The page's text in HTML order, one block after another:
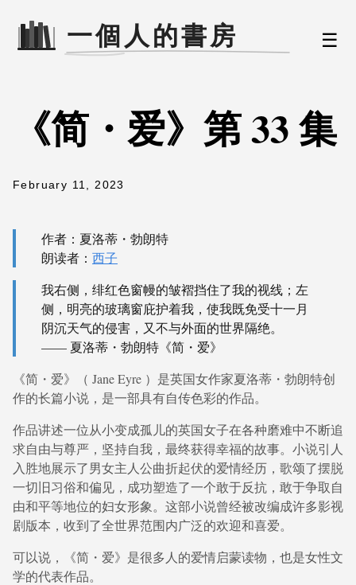
☰
《简・爱》第 33 集
February 11, 2023
作者：夏洛蒂・勃朗特
朗读者： 西子
我右侧，绯红色窗幔的皱褶挡住了我的视线；左
侧，明亮的玻璃窗庇护着我，使我既免受十一月
阴沉天气的侵害，又不与外面的世界隔绝。
—— 夏洛蒂・勃朗特《简・爱》
《简・爱》（ Jane Eyre ）是英国女作家夏洛蒂・勃朗特创
作的长篇小说，是一部具有自传色彩的作品。
作品讲述一位从小变成孤儿的英国女子在各种磨难中不断追
求自由与尊严，坚持自我，最终获得幸福的故事。小说引人
入胜地展示了男女主人公曲折起伏的爱情经历，歌颂了摆脱
一切旧习俗和偏见，成功塑造了一个敢于反抗，敢于争取自
由和平等地位的妇女形象。这部小说曾经被改编成许多影视
剧版本，收到了全世界范围内广泛的欢迎和喜爱。
可以说，《简・爱》是很多人的爱情启蒙读物，也是女性文
学的代表作品。